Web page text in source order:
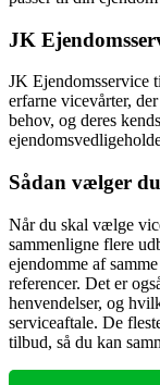
JK
JK Ejendomsservice
erfarne vicevårter,
behov, og deres
Sådan vælger
Når du skal vælge
sammenligne flere
ejendomme af
referencer. Det er
henvendelser, og
serviceaftale. De
tilbud, så du kan